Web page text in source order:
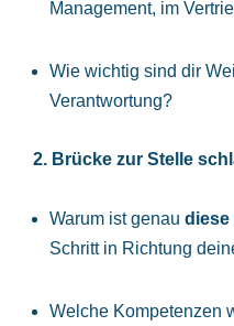
Management, im
Wie wichtig sind dir
Verantwortung?
2. Brücke zur Stelle
Warum ist genau diese
Schritt in Richtung
Welche Kompetenzen